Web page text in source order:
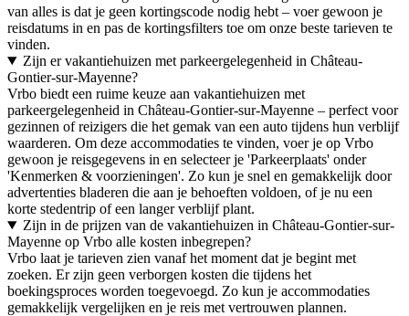
van alles is dat je geen kortingscode nodig hebt – voer gewoon je
reisdatums in en pas de kortingsfilters toe om onze beste tarieven te
vinden.
Zijn er vakantiehuizen met parkeergelegenheid in Château-
Gontier-sur-Mayenne?
Vrbo biedt een ruime keuze aan vakantiehuizen met
parkeergelegenheid in Château-Gontier-sur-Mayenne – perfect voor
gezinnen of reizigers die het gemak van een auto tijdens hun verblijf
waarderen. Om deze accommodaties te vinden, voer je op Vrbo
gewoon je reisgegevens in en selecteer je 'Parkeerplaats' onder
'Kenmerken & voorzieningen'. Zo kun je snel en gemakkelijk door
advertenties bladeren die aan je behoeften voldoen, of je nu een
korte stedentrip of een langer verblijf plant.
Zijn in de prijzen van de vakantiehuizen in Château-Gontier-sur-
Mayenne op Vrbo alle kosten inbegrepen?
Vrbo laat je tarieven zien vanaf het moment dat je begint met
zoeken. Er zijn geen verborgen kosten die tijdens het
boekingsproces worden toegevoegd. Zo kun je accommodaties
gemakkelijk vergelijken en je reis met vertrouwen plannen.